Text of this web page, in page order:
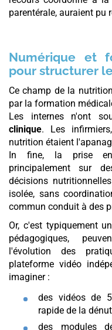
parentérale, auraient pu
Numérique et
pour structurer
Ce champ de la
par la formation
Les internes n'ont
clinique. Les
nutrition étaient
In fine, la prise en
principalement sur
décisions
isolée, sans
commun conduit à des
Or, c'est typiquement
pédagogiques,
l'évolution des
plateforme vidéo
imaginer :
des vidéos de
rapide de la
des modules